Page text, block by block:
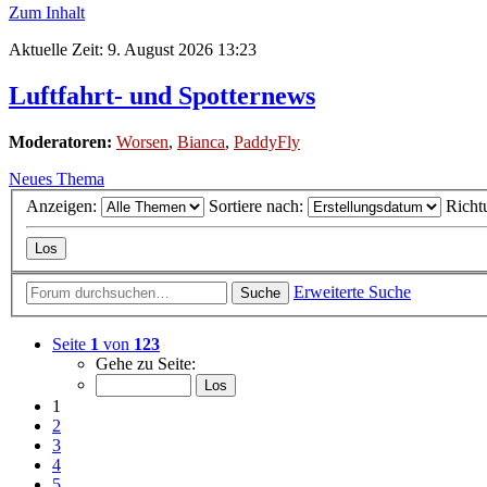
Zum Inhalt
Aktuelle Zeit: 9. August 2026 13:23
Luftfahrt- und Spotternews
Moderatoren: Worsen, Bianca, PaddyFly
Neues Thema
Anzeigen:
Sortiere nach:
Suche Erweiterte Suche
Seite 1 von 123
Gehe zu Seite:
1
2
3
4